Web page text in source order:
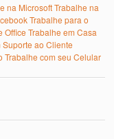
na MicrosoftTrabalhe na
Trabalhe para o
Office Trabalhe em Casa
Suporte ao Cliente
Trabalhe com seu Celular